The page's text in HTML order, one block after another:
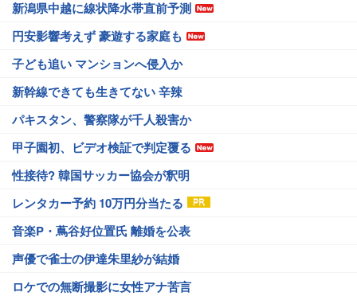
新潟県中越に線状降水帯直前予測
円安影響考えず 豪遊する家庭も
子ども追い マンションへ侵入か
新幹線できても生きてない 辛辣
パキスタン、警察隊が千人殺害か
甲子園初、ビデオ検証で判定覆る
性接待? 韓国サッカー協会が釈明
レンタカー予約 10万円分当たる
音楽P・蔦谷好位置氏 離婚を公表
声優で雀士の伊達朱里紗が結婚
ロケでの無断撮影に女性アナ苦言